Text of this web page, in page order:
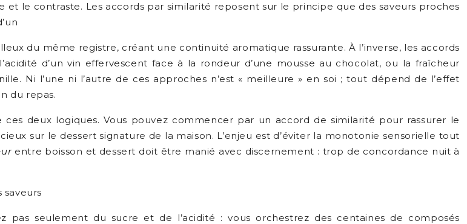
et le contraste. Les accords par similarité reposent sur le principe que des saveurs proches
du même registre, créant une continuité aromatique rassurante. À l’inverse, les accords
d’un vin effervescent face à la rondeur d’une mousse au chocolat, ou la fraîcheur
Ni l’une ni l’autre de ces approches n’est « meilleure » en soi ; tout dépend de l’effet
du repas.
deux logiques. Vous pouvez commencer par un accord de similarité pour rassurer le
sur le dessert signature de la maison. L’enjeu est d’éviter la monotonie sensorielle tout
entre boisson et dessert doit être manié avec discernement : trop de concordance nuit à
pas seulement du sucre et de l’acidité : vous orchestrez des centaines de composés